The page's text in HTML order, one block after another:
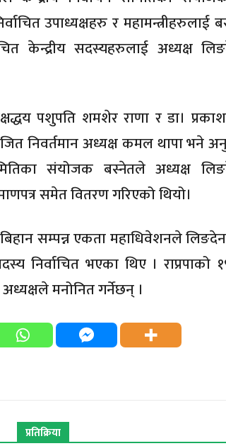
उपाध्यक्षहरु र
केन्द्रीय सदस्यहरुलाई अध्यक्ष
पशुपति शमशेर राणा र डा।
निवर्तमान अध्यक्ष कमल थापा भने
संयोजक बस्नेतले अध्यक्ष
समेत वितरण गरिएको थियो।
सम्पन्न एकता महाधिवेशनले
निर्वाचित भएका थिए । राप्रपाको
मनोनित गर्नेछन् ।
प्रतिक्रिया